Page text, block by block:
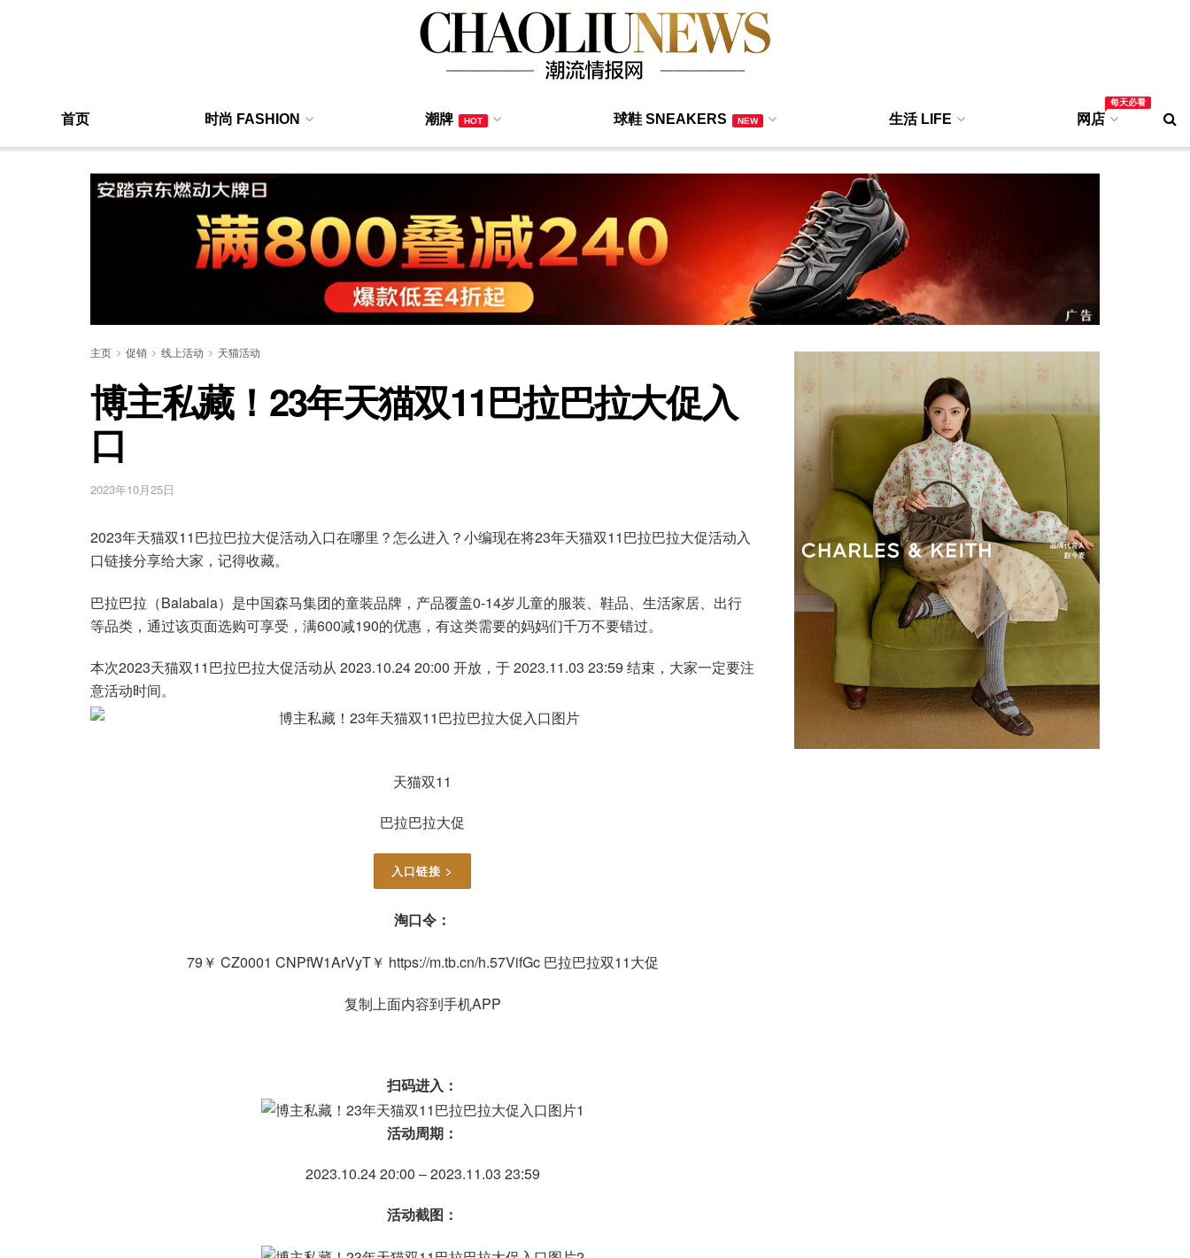
首页 时尚 FASHION 潮牌 HOT 球鞋 SNEAKERS NEW 生活 LIFE 网店
每天必看
主页 促销 线上活动 天猫活动
博主私藏！23年天猫双11巴拉巴拉大促入
口
2023年10月25日
2023年天猫双11巴拉巴拉大促活动入口在哪里？怎么进入？小编现在将23年天猫双11巴拉巴拉大促活动入
口链接分享给大家，记得收藏。
巴拉巴拉（Balabala）是中国森马集团的童装品牌，产品覆盖0-14岁儿童的服装、鞋品、生活家居、出行
等品类，通过该页面选购可享受，满600减190的优惠，有这类需要的妈妈们千万不要错过。
本次2023天猫双11巴拉巴拉大促活动从 2023.10.24 20:00 开放，于 2023.11.03 23:59 结束，大家一定要注
意活动时间。
天猫双11
巴拉巴拉大促
入口链接 >
淘口令：
79￥ CZ0001 CNPfW1ArVyT￥ https://m.tb.cn/h.57VifGc 巴拉巴拉双11大促
复制上面内容到手机APP
扫码进入：
活动周期：
2023.10.24 20:00 – 2023.11.03 23:59
活动截图：